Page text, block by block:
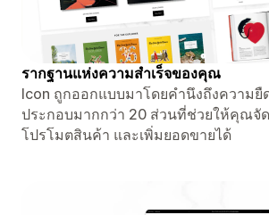
รากฐานแห่งความสำเร็จของคุณ
Icon ถูกออกแบบมาโดยคำนึงถึงความ
ประกอบมากกว่า 20 ส่วนที่ช่วยให้คุณจั
โปรโมตสินค้า และเพิ่มยอดขายได้